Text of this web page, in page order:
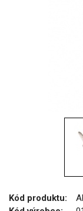
Kód produktu: